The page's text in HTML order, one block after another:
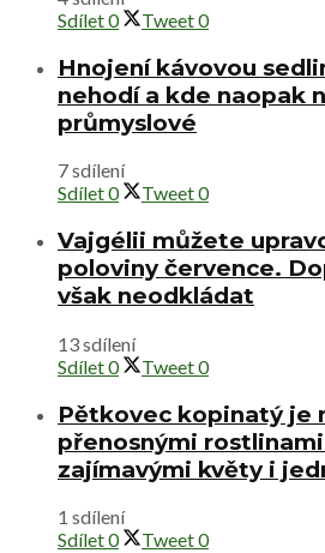
Sdílet0 Tweet0
Hnojení kávovou
nehodí a kde naopak
průmyslové
7 sdílení
Sdílet0 Tweet0
Vajgélii můžete
poloviny července.
však neodkládat
13 sdílení
Sdílet0 Tweet0
Pětkovec kopinatý je
přenosnými
zajímavými květy i
1 sdílení
Sdílet0 Tweet0